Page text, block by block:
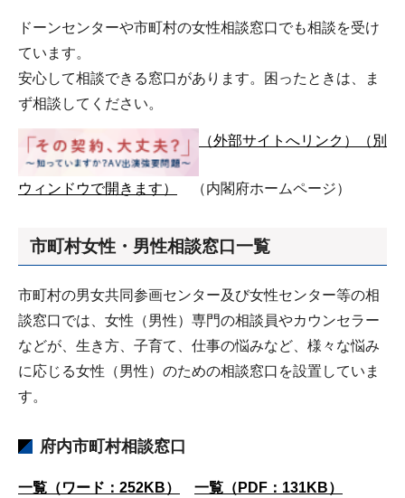
ドーンセンターや市町村の女性相談窓口でも相談を受け
ています。
安心して相談できる窓口があります。困ったときは、ま
ず相談してください。
（外部サイトへリンク）（別
ウィンドウで開きます） （内閣府ホームページ）
市町村女性・男性相談窓口一覧
市町村の男女共同参画センター及び女性センター等の相
談窓口では、女性（男性）専門の相談員やカウンセラー
などが、生き方、子育て、仕事の悩みなど、様々な悩み
に応じる女性（男性）のための相談窓口を設置していま
す。
府内市町村相談窓口
一覧（ワード：252KB） 一覧（PDF：131KB）